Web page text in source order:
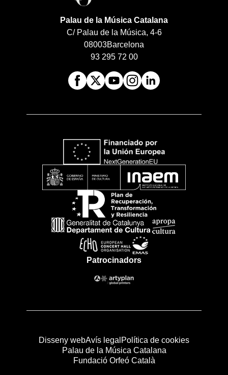
Palau de la Música Catalana
C/ Palau de la Música, 4-6
08003Barcelona
93 295 72 00
Patrocinadors
Disseny webAvís legal Política de cookies
Palau de la Música Catalana
Fundació Orfeó Català